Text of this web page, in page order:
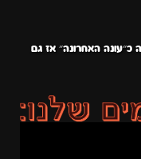
האחרונה״ אז גם